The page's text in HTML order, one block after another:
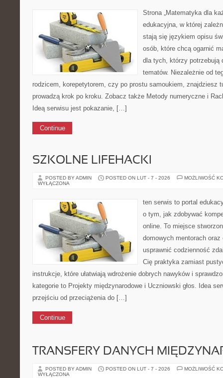
Strona „Matematyka dla
edukacyjna, w której
stają się językiem opisu
osób, które chcą ogarnić
dla tych, którzy potrzebują
tematów. Niezależnie od
rodzicem, korepetytorem, czy po prostu samoukiem, znajdziesz
prowadzą krok po kroku. Zobacz także Metody numeryczne i
Ideą serwisu jest pokazanie, […]
Continue
SZKOLNE LIFEHACKI
POSTED BY ADMIN POSTED ON LUT - 7 - 2026
MOŻLIWOŚĆ
WYŁĄCZONA
ten serwis to portal
o tym, jak zdobywać
online. To miejsce
domowych mentorach
usprawnić codzienność
Cię praktyka zamiast
instrukcje, które ułatwiają wdrożenie dobrych nawyków i
kategorie to Projekty międzynarodowe i Uczniowski głos. Idea
przejściu od przeciążenia do […]
Continue
TRANSFERY DANYCH
POSTED BY ADMIN POSTED ON LUT - 7 - 2026
MOŻLIWOŚĆ
WYŁĄCZONA